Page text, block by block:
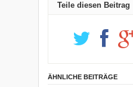
Teile diesen Beitrag
ÄHNLICHE BEITRÄGE